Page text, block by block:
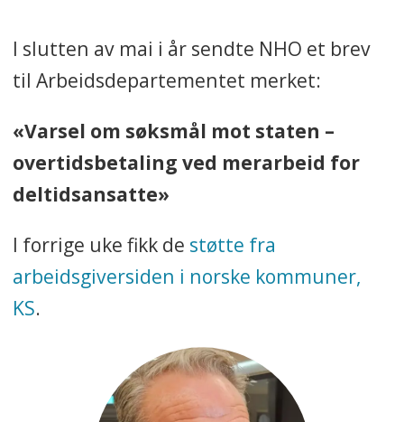
Kjernen i konflikten er når
deltidsansatte skal få overtid.
Etter EU-retten fra 2024 kan de
ha krav på overtidsbetaling når
de jobber mer enn sin egen
100 prosent.
Arbeidsdepartementet avviser
erstatningskrav mot staten.
Departementet mener saken
bør løses utenfor retten og viser
I slutten av mai i år sendte NHO et brev
til Arbeidsdepartementet merket:
«Varsel om søksmål mot staten –
overtidsbetaling ved merarbeid for
deltidsansatte»
I forrige uke fikk de støtte fra
arbeidsgiversiden i norske kommuner,
KS.